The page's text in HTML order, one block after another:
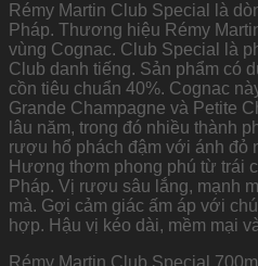
Rémy Martin Club Special là
Pháp. Thương hiệu Rémy
vùng Cognac. Club Special là
Club danh tiếng. Sản phẩm có
cồn tiêu chuẩn 40%. Cognac
Grande Champagne và Petite
lâu năm, trong đó nhiều thành
rượu hổ phách đậm với ánh đỏ
Hương thơm phong phú từ trái
Pháp. Vị rượu sâu lắng, mạnh
mà. Gợi cảm giác ấm áp với
hợp. Hậu vị kéo dài, mềm mại